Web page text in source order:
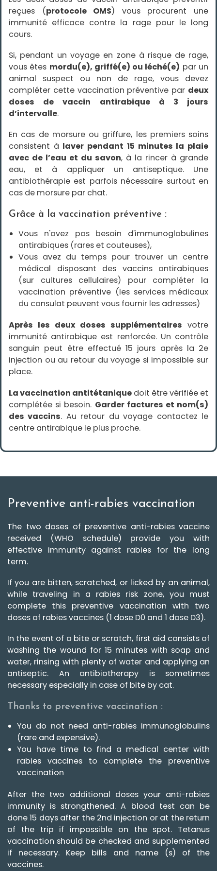
r
e
r
s
a
c
n
s
u
t
a
t
i
o
n
A
c
t
u
a
i
t
é
s
P
è
r
a
A
V
a
c
c
i
n
i
o
n
C
O
V
-
I
o
c
n
t
é
c
o
n
s
u
l
t
o
n
M
i
s
i
o
e
n
t
s
A
t
e
e
r
reçues (protocole OMS) vous procurent une
immunité efficace contre la rage pour le long
cours.
Si, pendant un voyage en zone à risque de rage,
vous êtes mordu(e), griffé(e) ou léché(e) par un
animal suspect ou non de rage, vous devez
compléter cette vaccination préventive par deux
doses de vaccin antirabique à 3 jours
d’intervalle.
En cas de morsure ou griffure, les premiers soins
consistent à laver pendant 15 minutes la plaie
avec de l’eau et du savon, à la rincer à grande
eau, et à appliquer un antiseptique. Une
antibiothérapie est parfois nécessaire surtout en
cas de morsure par chat.
Grâce à la vaccination préventive :
Vous n'avez pas besoin d'immunoglobulines
antirabiques (rares et couteuses),
Vous avez du temps pour trouver un centre
médical disposant des vaccins antirabiques
(sur cultures cellulaires) pour compléter la
vaccination préventive (les services médicaux
du consulat peuvent vous fournir les adresses)
Après les deux doses supplémentaires votre
immunité antirabique est renforcée. Un contrôle
sanguin peut être effectué 15 jours après la 2e
injection ou au retour du voyage si impossible sur
place.
La vaccination antitétanique doit être vérifiée et
complétée si besoin. Garder factures et nom(s)
des vaccins. Au retour du voyage contactez le
centre antirabique le plus proche.
Preventive anti-rabies vaccination
The two doses of preventive anti-rabies vaccine
received (WHO schedule) provide you with
effective immunity against rabies for the long
term.
If you are bitten, scratched, or licked by an animal,
while traveling in a rabies risk zone, you must
complete this preventive vaccination with two
doses of rabies vaccines (1 dose D0 and 1 dose D3).
In the event of a bite or scratch, first aid consists of
washing the wound for 15 minutes with soap and
water, rinsing with plenty of water and applying an
antiseptic. An antibiotherapy is sometimes
necessary especially in case of bite by cat.
Thanks to preventive vaccination :
You do not need anti-rabies immunoglobulins
(rare and expensive).
You have time to find a medical center with
rabies vaccines to complete the preventive
vaccination
After the two additional doses your anti-rabies
immunity is strongthened. A blood test can be
done 15 days after the 2nd injection or at the return
of the trip if impossible on the spot. Tetanus
vaccination should be checked and supplemented
if necessary. Keep bills and name (s) of the
vaccines.